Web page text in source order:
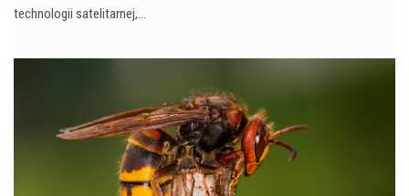
technologii satelitarnej,…